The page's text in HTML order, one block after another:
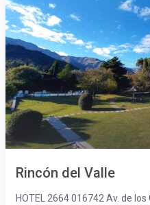
Rincón del Valle
HOTEL 2664 016742 Av. de los